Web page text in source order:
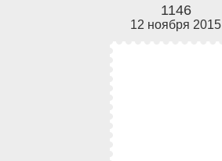
1146
12 ноября 2015